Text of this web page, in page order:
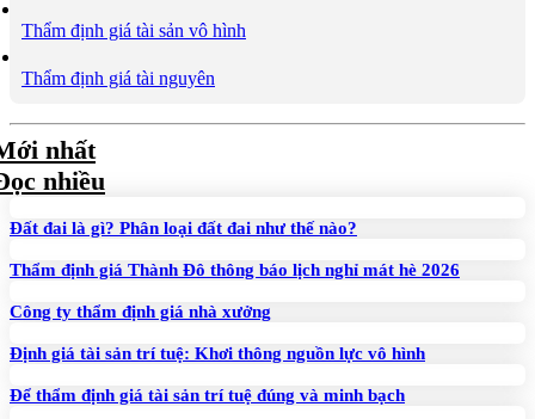
Thẩm định giá tài sản vô hình
Thẩm định giá tài nguyên
nhất
nhiều
Đất đai là gì? Phân loại đất đai như thế nào?
Thẩm định giá Thành Đô thông báo lịch nghỉ mát hè 2026
Công ty thẩm định giá nhà xưởng
Định giá tài sản trí tuệ: Khơi thông nguồn lực vô hình
Để thẩm định giá tài sản trí tuệ đúng và minh bạch